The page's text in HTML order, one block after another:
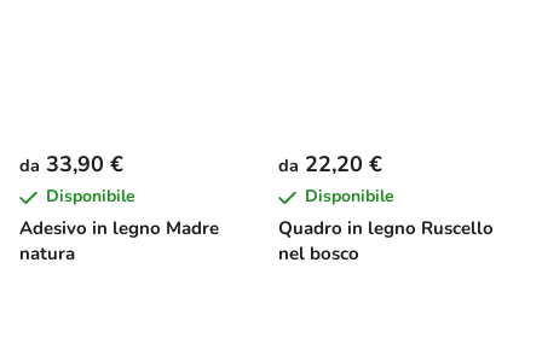
Adesivo in legno Madre
natura
da 33,90 €
Disponibile
Quadro in legno Ruscello
nel bosco
da 22,20 €
Disponibile